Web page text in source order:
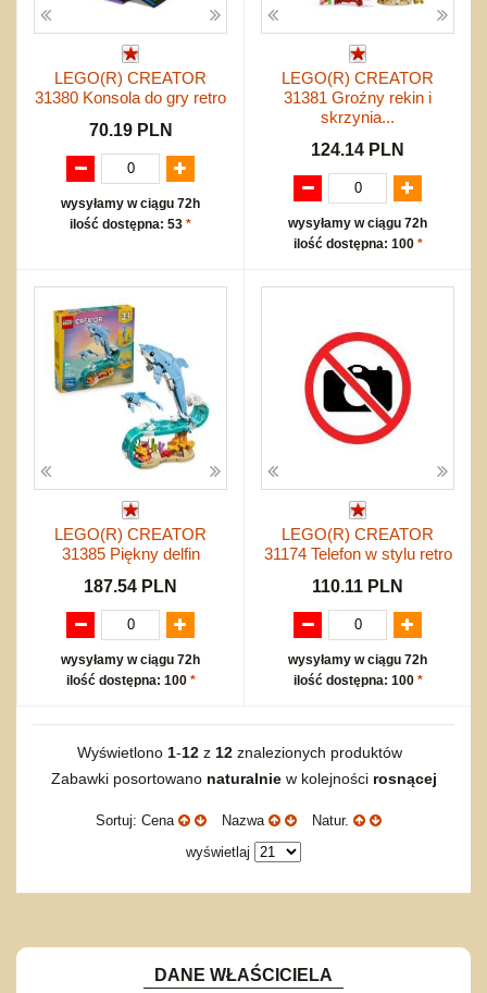
LEGO(R) CREATOR
31380 Konsola do gry retro
70.19 PLN
wysyłamy w ciągu 72h
ilość dostępna: 53 *
LEGO(R) CREATOR
31381 Groźny rekin i
skrzynia...
124.14 PLN
wysyłamy w ciągu 72h
ilość dostępna: 100 *
LEGO(R) CREATOR
31385 Piękny delfin
187.54 PLN
wysyłamy w ciągu 72h
ilość dostępna: 100 *
LEGO(R) CREATOR
31174 Telefon w stylu retro
110.11 PLN
wysyłamy w ciągu 72h
ilość dostępna: 100 *
Wyświetlono 1-12z 12znalezionych produktów
Zabawki posortowano naturalniew kolejności rosnącej
Sortuj: Cena Nazwa
Natur.
wyświetlaj
DANE WŁAŚCICIELA